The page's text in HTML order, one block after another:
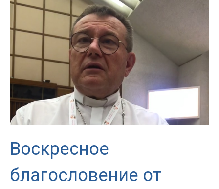
Паломничество
католиков
в
Смоленск,
посвященное
летию
вертепа
Греччо
Воскресное
благословение от